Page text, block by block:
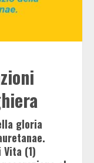
gloria
(1)